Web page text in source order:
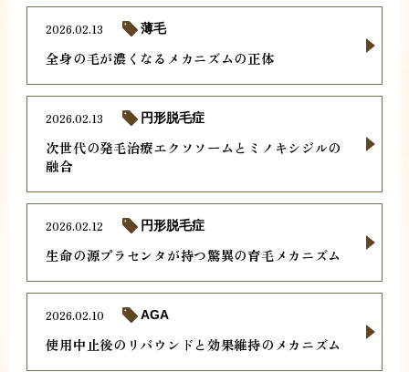
全身の毛が濃くなるメカニズムの正体
2026.02.13 薄毛
次世代の発毛治療エクソソームとミノキシジルの
融合
2026.02.13 円形脱毛症
生命の源プラセンタが持つ驚異の育毛メカニズム
2026.02.12 円形脱毛症
使用中止後のリバウンドと効果維持のメカニズム
2026.02.10 AGA